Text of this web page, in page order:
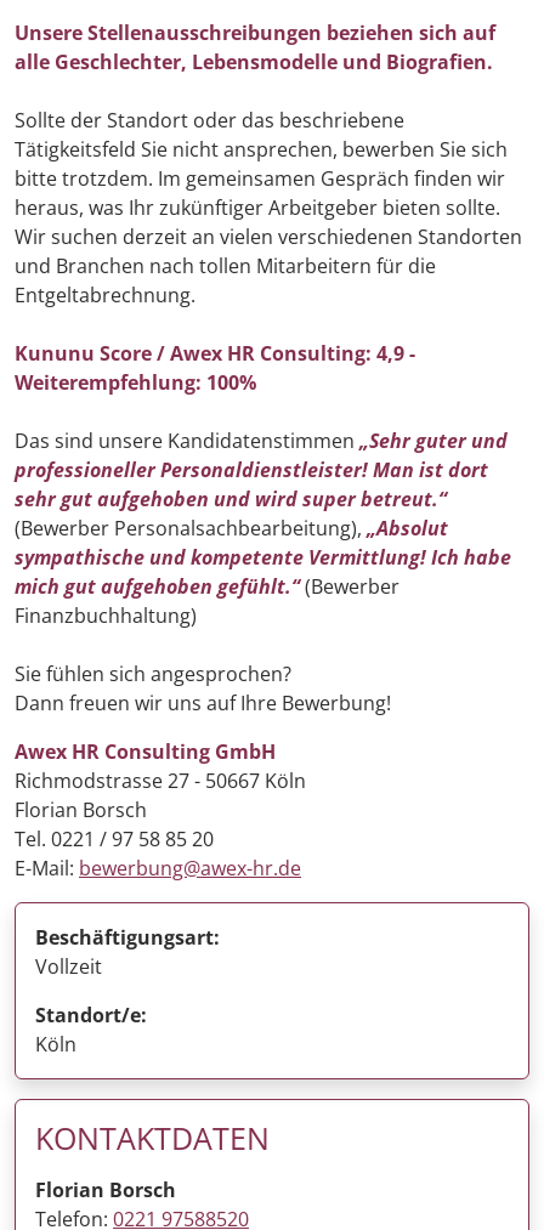
Unsere Stellenausschreibungen beziehen sich auf
alle Geschlechter, Lebensmodelle und Biografien.
Sollte der Standort oder das beschriebene
Tätigkeitsfeld Sie nicht ansprechen, bewerben Sie sich
bitte trotzdem. Im gemeinsamen Gespräch finden wir
heraus, was Ihr zukünftiger Arbeitgeber bieten sollte.
Wir suchen derzeit an vielen verschiedenen Standorten
und Branchen nach tollen Mitarbeitern für die
Entgeltabrechnung.
Kununu Score / Awex HR Consulting: 4,9 -
Weiterempfehlung: 100%
Das sind unsere Kandidatenstimmen „Sehr guter und
professioneller Personaldienstleister! Man ist dort
sehr gut aufgehoben und wird super betreut.“
(Bewerber Personalsachbearbeitung), „Absolut
sympathische und kompetente Vermittlung! Ich habe
mich gut aufgehoben gefühlt.“(Bewerber
Finanzbuchhaltung)
Sie fühlen sich angesprochen?
Dann freuen wir uns auf Ihre Bewerbung!
Awex HR Consulting GmbH
Richmodstrasse 27 - 50667 Köln
Florian Borsch
Tel. 0221 / 97 58 85 20
E-Mail: bewerbung@awex-hr.de
Beschäftigungsart:
Vollzeit
Standort/e:
Köln
KONTAKTDATEN
Florian Borsch
Telefon: 0221 97588520